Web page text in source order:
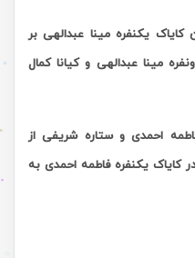
کایاک یکنفره مینا عبدالهی بر
مینا عبدالهی و کیانا کمال
احمدی و ستاره شریفی از
کایاک یکنفره فاطمه احمدی به